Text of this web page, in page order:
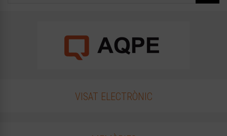
VISAT ELECTRÒNIC